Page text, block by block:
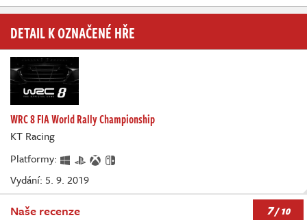
DETAIL K OZNAČENÉ HŘE
WRC 8 FIA World Rally Championship
KT Racing
Platformy:
Vydání: 5. 9. 2019
Naše recenze 7/ 10